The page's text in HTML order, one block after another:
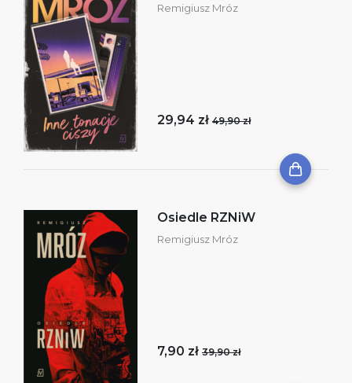
Remigiusz Mróz
29,94 zł 49,90 zł
Osiedle RZNiW
Remigiusz Mróz
7,90 zł 39,90 zł